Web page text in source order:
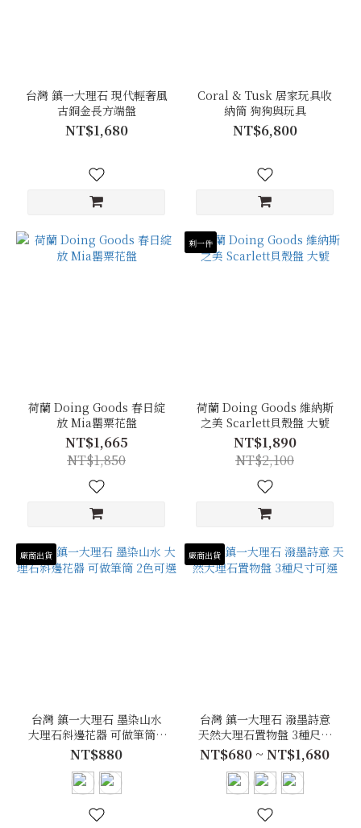
台灣 鎮一大理石 現代輕奢風
古銅金長方端盤
NT$1,680
Coral & Tusk 居家玩具收
納筒 狗狗與玩具
NT$6,800
荷蘭 Doing Goods 春日綻
放 Mia罌粟花盤
NT$1,665
NT$1,850
剩一件
荷蘭 Doing Goods 維納斯
之美 Scarlett貝殼盤 大號
NT$1,890
NT$2,100
廠商出貨
台灣 鎮一大理石 墨染山水
大理石斜邊花器 可做筆筒 2
色可選
NT$880
廠商出貨
台灣 鎮一大理石 潑墨詩意
天然大理石置物盤 3種尺寸
可選
NT$680 ~ NT$1,680